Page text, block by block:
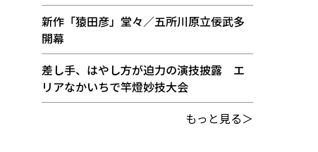
新作「猿田彦」堂々／五所川原立佞武多
開幕
差し手、はやし方が迫力の演技披露 エ
リアなかいちで竿燈妙技大会
もっと見る＞